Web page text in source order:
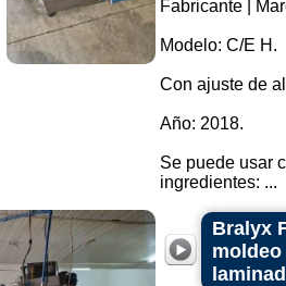
Fabricante |
Modelo: C/E H.
Con ajuste de
Año: 2018.
Se puede usar
ingredientes: ...
Bralyx